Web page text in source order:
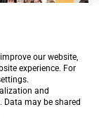
our website,
experience. For
and
may be shared